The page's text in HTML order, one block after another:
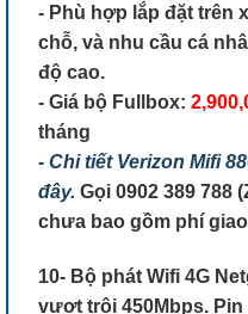
- Phù hợp lắp đặt trên
chỗ, và nhu cầu cá
độ cao.
- Giá bộ Fullbox:
tháng
- Chi tiết Verizon Mifi
đây. Gọi 0902 389 788
chưa bao gồm phí
10- Bộ phát Wifi 4G
vượt trội 450Mbps.